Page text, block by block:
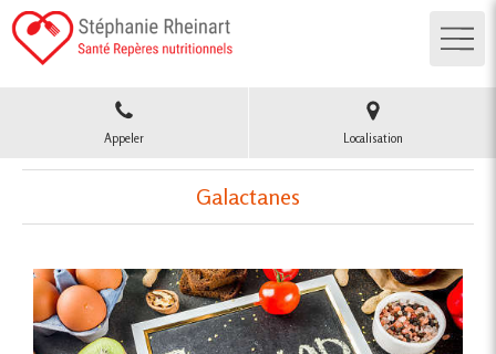
Appeler Localisation
Galactanes